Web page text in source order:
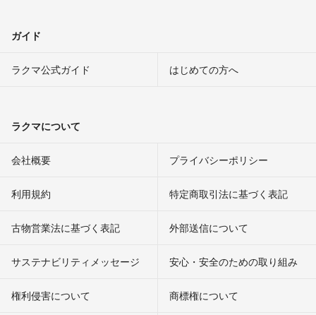
ガイド
ラクマ公式ガイド はじめての方へ
ラクマについて
会社概要 プライバシーポリシー
利用規約 特定商取引法に基づく表記
古物営業法に基づく表記 外部送信について
サステナビリティメッセージ 安心・安全のための取り組み
権利侵害について
商標権について